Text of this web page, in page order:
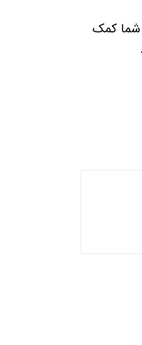
شما کمک